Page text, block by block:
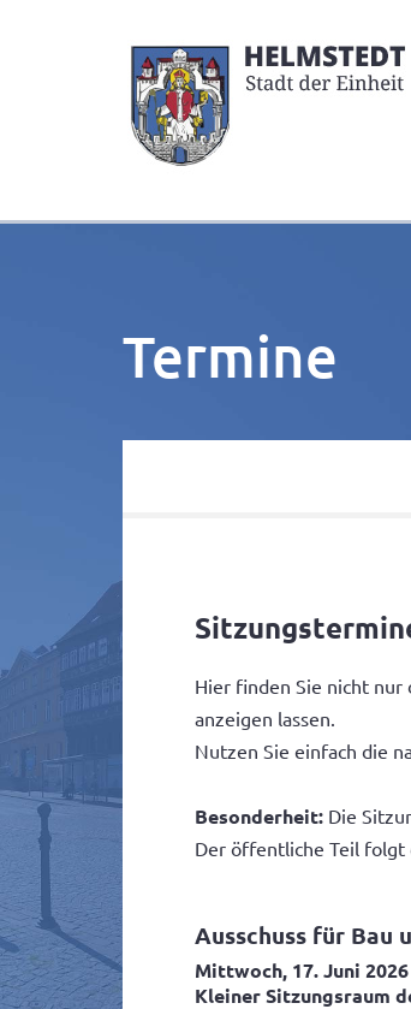
Termine
Hier finden Sie nicht nur
anzeigen lassen.
Nutzen Sie einfach die
Besonderheit: Die
Der öffentliche Teil folgt
Ausschuss für Bau
Mittwoch, 17. Juni 2026
Kleiner Sitzungsraum